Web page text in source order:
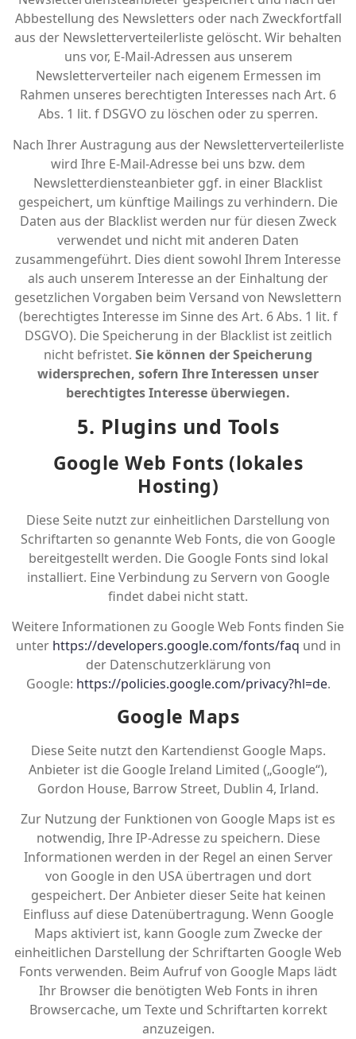
Abbestellung des Newsletters oder nach Zweckfortfall
aus der Newsletterverteilerliste gelöscht. Wir behalten
uns vor, E-Mail-Adressen aus unserem
Newsletterverteiler nach eigenem Ermessen im
Rahmen unseres berechtigten Interesses nach Art. 6
Abs. 1 lit. f DSGVO zu löschen oder zu sperren.
Nach Ihrer Austragung aus der Newsletterverteilerliste
wird Ihre E-Mail-Adresse bei uns bzw. dem
Newsletterdiensteanbieter ggf. in einer Blacklist
gespeichert, um künftige Mailings zu verhindern. Die
Daten aus der Blacklist werden nur für diesen Zweck
verwendet und nicht mit anderen Daten
zusammengeführt. Dies dient sowohl Ihrem Interesse
als auch unserem Interesse an der Einhaltung der
gesetzlichen Vorgaben beim Versand von Newslettern
(berechtigtes Interesse im Sinne des Art. 6 Abs. 1 lit. f
DSGVO). Die Speicherung in der Blacklist ist zeitlich
nicht befristet. Sie können der Speicherung
widersprechen, sofern Ihre Interessen unser
berechtigtes Interesse überwiegen.
5. Plugins und Tools
Google Web Fonts (lokales
Hosting)
Diese Seite nutzt zur einheitlichen Darstellung von
Schriftarten so genannte Web Fonts, die von Google
bereitgestellt werden. Die Google Fonts sind lokal
installiert. Eine Verbindung zu Servern von Google
findet dabei nicht statt.
Weitere Informationen zu Google Web Fonts finden Sie
unter https://developers.google.com/fonts/faq und in
der Datenschutzerklärung von
Google: https://policies.google.com/privacy?hl=de.
Google Maps
Diese Seite nutzt den Kartendienst Google Maps.
Anbieter ist die Google Ireland Limited („Google“),
Gordon House, Barrow Street, Dublin 4, Irland.
Zur Nutzung der Funktionen von Google Maps ist es
notwendig, Ihre IP-Adresse zu speichern. Diese
Informationen werden in der Regel an einen Server
von Google in den USA übertragen und dort
gespeichert. Der Anbieter dieser Seite hat keinen
Einfluss auf diese Datenübertragung. Wenn Google
Maps aktiviert ist, kann Google zum Zwecke der
einheitlichen Darstellung der Schriftarten Google Web
Fonts verwenden. Beim Aufruf von Google Maps lädt
Ihr Browser die benötigten Web Fonts in ihren
Browsercache, um Texte und Schriftarten korrekt
anzuzeigen.